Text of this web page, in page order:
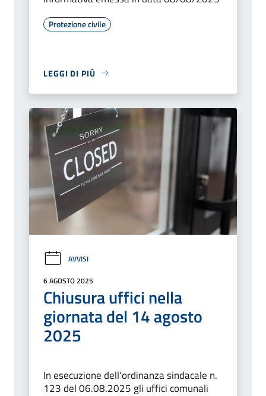
Protezione civile
LEGGI DI PIÙ
AVVISI
6 AGOSTO 2025
Chiusura uffici nella
giornata del 14 agosto
2025
In esecuzione dell'ordinanza sindacale n.
123 del 06.08.2025 gli uffici comunali